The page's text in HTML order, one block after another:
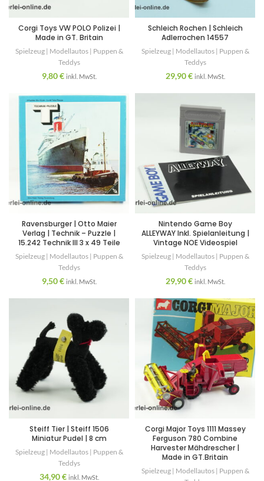
Corgi Toys VW POLO Polizei |
Made in GT. Britain
Spielzeug | Modellautos | Puppen &
Teddys
9,80€ inkl. MwSt.
Schleich Rochen | Schleich
Adlerrochen 14557
Spielzeug | Modellautos | Puppen &
Teddys
29,90€ inkl. MwSt.
Ravensburger | Otto Maier
Verlag | Technik – Puzzle |
15.242 Technik III 3 x 49 Teile
Spielzeug | Modellautos | Puppen &
Teddys
9,50€ inkl. MwSt.
Nintendo Game Boy
ALLEYWAY Inkl. Spielanleitung |
Vintage NOE Videospiel
Spielzeug | Modellautos | Puppen &
Teddys
29,90€ inkl. MwSt.
Steiff Tier | Steiff 1506
Miniatur Pudel | 8 cm
Spielzeug | Modellautos | Puppen &
Teddys
34,90€ inkl. MwSt.
Corgi Major Toys 1111 Massey
Ferguson 780 Combine
Harvester Mähdrescher |
Made in GT.Britain
Spielzeug | Modellautos | Puppen &